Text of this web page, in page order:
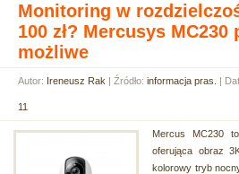
Monitoring w
100 zł? Mercusys MC230
możliwe
Autor: Ireneusz Rak | Źródło: informacja pras. |
11
Mercus MC230
oferująca obraz
kolorowy tryb